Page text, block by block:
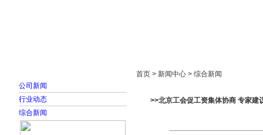
公司新闻
行业动态
综合新闻
首页 > 新闻中心 > 综合新闻
>>北京工会促工资集体协商 专家建